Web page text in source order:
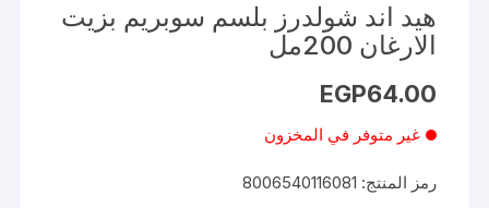
هيد اند شولدرز بلسم سوبريم بزيت
الارغان 200مل
EGP64.00
غير متوفر في المخزون
رمز المنتج: 8006540116081